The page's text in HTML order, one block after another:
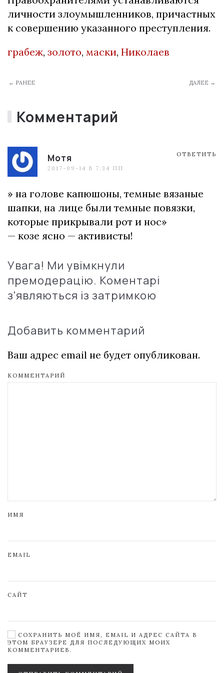
личности злоумышленников, причастных
к совершению указанного преступления.
грабеж, золото, маски, Николаев
← РАНЕЕ ДАЛЕЕ →
Комментарий
Мотя
2017-09-14 В 7:34 ПП
ОТВЕТИТЬ
» на голове капюшоны, темные вязаные
шапки, на лице были темные повязки,
которые прикрывали рот и нос»
— козе ясно — активисты!
Увага! Ми увімкнули
премодерацію. Коментарі
з'являються із затримкою
Добавить комментарий
Ваш адрес email не будет опубликован.
КОММЕНТАРИЙ
ИМЯ
EMAIL
САЙТ
СОХРАНИТЬ МОЁ ИМЯ, EMAIL И АДРЕС САЙТА В
ЭТОМ БРАУЗЕРЕ ДЛЯ ПОСЛЕДУЮЩИХ МОИХ
КОММЕНТАРИЕВ.